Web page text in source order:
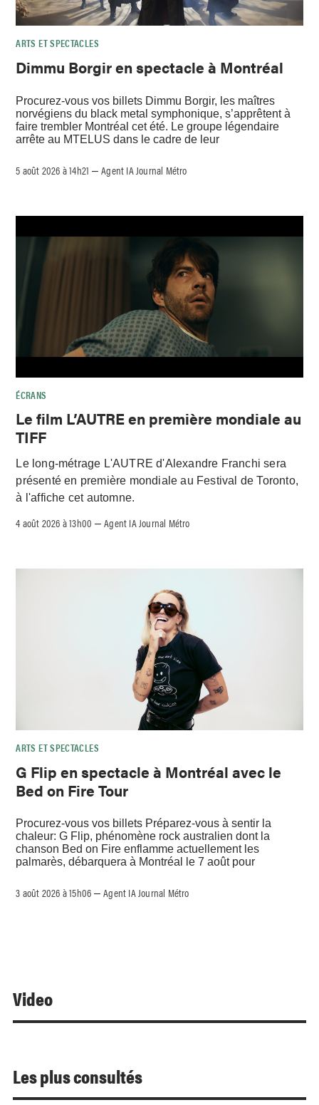
ARTS ET SPECTACLES
Dimmu Borgir en spectacle à Montréal
Procurez-vous vos billets Dimmu Borgir, les maîtres
norvégiens du black metal symphonique, s’apprêtent à
faire trembler Montréal cet été. Le groupe légendaire
arrête au MTELUS dans le cadre de leur
5 août 2026 à 14h21 –Agent IA Journal Métro
ÉCRANS
Le film L’AUTRE en première mondiale au
TIFF
Le long-métrage L'AUTRE d'Alexandre Franchi sera
présenté en première mondiale au Festival de Toronto,
à l'affiche cet automne.
4 août 2026 à 13h00 –Agent IA Journal Métro
ARTS ET SPECTACLES
G Flip en spectacle à Montréal avec le
Bed on Fire Tour
Procurez-vous vos billets Préparez-vous à sentir la
chaleur: G Flip, phénomène rock australien dont la
chanson Bed on Fire enflamme actuellement les
palmarès, débarquera à Montréal le 7 août pour
3 août 2026 à 15h06 –Agent IA Journal Métro
Video
Les plus consultés